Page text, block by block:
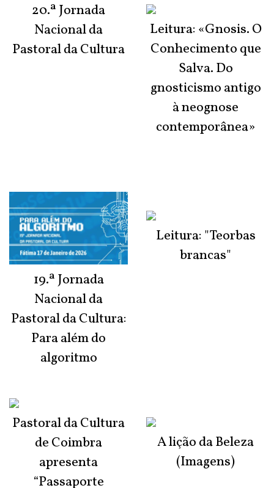
20.ª Jornada
Nacional da
Pastoral da Cultura
19.ª Jornada
Nacional da
Pastoral da Cultura:
Para além do
algoritmo
Pastoral da Cultura
de Coimbra
apresenta
“Passaporte
Leitura: «Gnosis. O
Conhecimento que
Salva. Do
gnosticismo antigo
à neognose
contemporânea»
Leitura: "Teorbas
brancas"
A lição da Beleza
(Imagens)